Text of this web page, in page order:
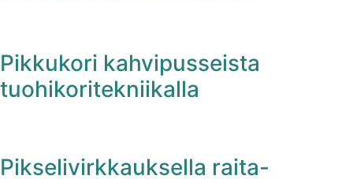
Pikkukori kahvipusseista
tuohikoritekniikalla
Pikselivirkkauksella raita-